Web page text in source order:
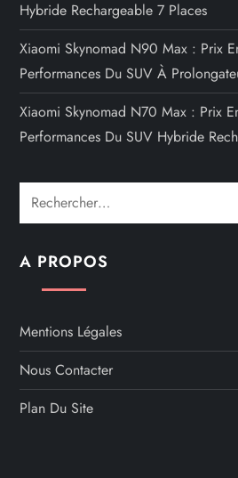
Hybride Rechargeable 7 Places
Xiaomi Skynomad N90 Max : Prix
Performances Du SUV À
Xiaomi Skynomad N70 Max : Prix
Performances Du SUV Hybride
Rechercher :
A PROPOS
Mentions Légales
Nous Contacter
Plan Du Site